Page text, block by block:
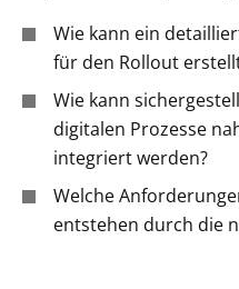
Wie kann ein
für den Rollout
Wie kann
digitalen Prozesse
integriert werden?
Welche
entstehen durch die